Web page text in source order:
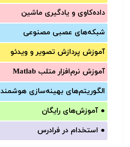
داده‌کاوی و یادگیری ماشین
شبکه‌های عصبی مصنوعی
آموزش‌ پردازش تصویر و ویدئو
آموزش‌ نرم‌افزار متلب Matlab
الگوریتم‌های بهینه‌سازی هوشمند
● آموزش‌های رایگان
● استخدام در فرادرس